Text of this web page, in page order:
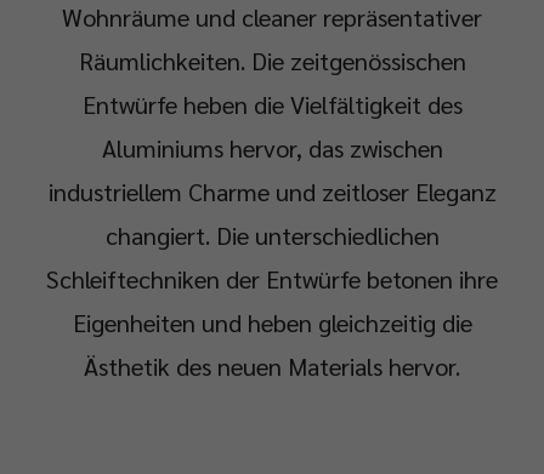
Wohnräume und cleaner repräsentativer
Räumlichkeiten. Die zeitgenössischen
Entwürfe heben die Vielfältigkeit des
Aluminiums hervor, das zwischen
industriellem Charme und zeitloser Eleganz
changiert. Die unterschiedlichen
Schleiftechniken der Entwürfe betonen ihre
Eigenheiten und heben gleichzeitig die
Ästhetik des neuen Materials hervor.